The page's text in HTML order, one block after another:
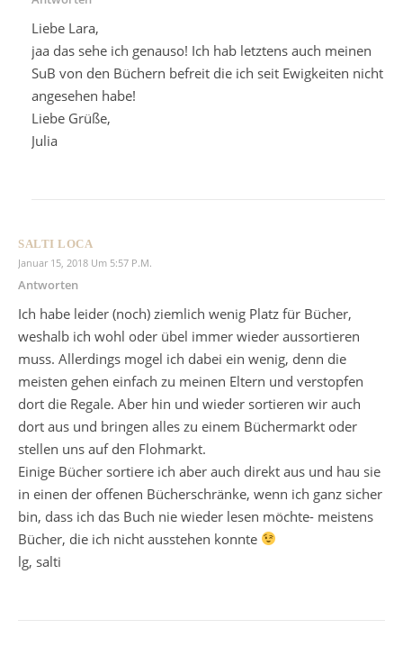
Liebe Lara,
jaa das sehe ich genauso! Ich hab letztens auch meinen
SuB von den Büchern befreit die ich seit Ewigkeiten nicht
angesehen habe!
Liebe Grüße,
Julia
SALTI LOCA
Januar 15, 2018 Um 5:57 P.m.
Antworten
Ich habe leider (noch) ziemlich wenig Platz für Bücher,
weshalb ich wohl oder übel immer wieder aussortieren
muss. Allerdings mogel ich dabei ein wenig, denn die
meisten gehen einfach zu meinen Eltern und verstopfen
dort die Regale. Aber hin und wieder sortieren wir auch
dort aus und bringen alles zu einem Büchermarkt oder
stellen uns auf den Flohmarkt.
Einige Bücher sortiere ich aber auch direkt aus und hau sie
in einen der offenen Bücherschränke, wenn ich ganz sicher
bin, dass ich das Buch nie wieder lesen möchte- meistens
Bücher, die ich nicht ausstehen konnte
lg, salti